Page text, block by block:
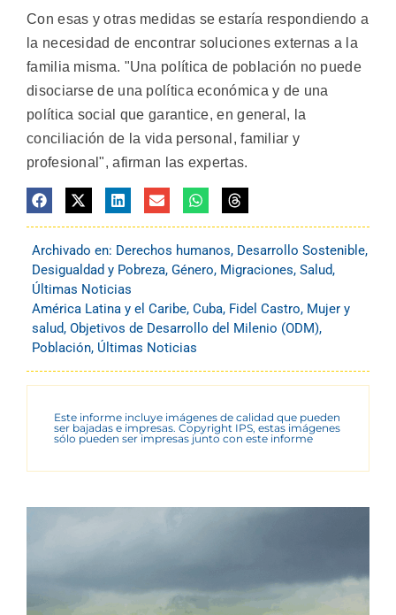
Con esas y otras medidas se estaría respondiendo a
la necesidad de encontrar soluciones externas a la
familia misma. "Una política de población no puede
disociarse de una política económica y de una
política social que garantice, en general, la
conciliación de la vida personal, familiar y
profesional", afirman las expertas.
Archivado en: Derechos humanos, Desarrollo Sostenible,
Desigualdad y Pobreza, Género, Migraciones, Salud,
Últimas Noticias
América Latina y el Caribe, Cuba, Fidel Castro, Mujer y
salud, Objetivos de Desarrollo del Milenio (ODM),
Población, Últimas Noticias
Este informe incluye imágenes de calidad que pueden
ser bajadas e impresas. Copyright IPS, estas imágenes
sólo pueden ser impresas junto con este informe